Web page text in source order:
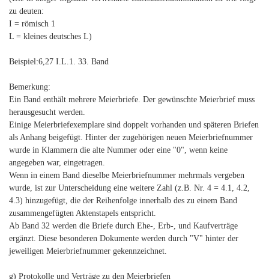
zu deuten:
I = römisch 1
L = kleines deutsches L)
Beispiel:6,27 I.L.1. 33. Band
Bemerkung:
Ein Band enthält mehrere Meierbriefe. Der gewünschte Meierbrief muss
herausgesucht werden.
Einige Meierbriefexemplare sind doppelt vorhanden und späteren Briefen
als Anhang beigefügt. Hinter der zugehörigen neuen Meierbriefnummer
wurde in Klammern die alte Nummer oder eine "0", wenn keine
angegeben war, eingetragen.
Wenn in einem Band dieselbe Meierbriefnummer mehrmals vergeben
wurde, ist zur Unterscheidung eine weitere Zahl (z.B. Nr. 4 = 4.1, 4.2,
4.3) hinzugefügt, die der Reihenfolge innerhalb des zu einem Band
zusammengefügten Aktenstapels entspricht.
Ab Band 32 werden die Briefe durch Ehe-, Erb-, und Kaufverträge
ergänzt. Diese besonderen Dokumente werden durch "V" hinter der
jeweiligen Meierbriefnummer gekennzeichnet.
g) Protokolle und Verträge zu den Meierbriefen